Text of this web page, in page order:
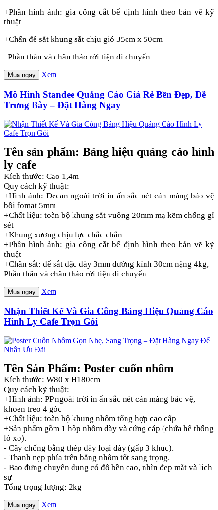
+Phần hình ảnh: gia công cắt bế định hình theo bản vẽ kỹ
thuật
+Chấn đế sắt khung sắt chịu gió 35cm x 50cm
Phần thân và chân tháo rời tiện di chuyển
Mua ngay Xem
Mô Hình Standee Quảng Cáo Giá Rẻ Bền Đẹp, Dễ
Trưng Bày – Đặt Hàng Ngay
Tên sản phẩm: Bảng hiệu quảng cáo hình
ly cafe
Kích thước: Cao 1,4m
Quy cách kỹ thuật:
+Hình ảnh: Decan ngoài trời in ấn sắc nét cán màng bảo vệ
bồi fomat 5mm
+Chất liệu: toàn bộ khung sắt vuông 20mm mạ kẽm chống gỉ
sét
+Khung xương chịu lực chắc chắn
+Phần hình ảnh: gia công cắt bế định hình theo bản vẽ kỹ
thuật
+Chân sắt: đế sắt đặc dày 3mm đường kính 30cm nặng 4kg,
Phần thân và chân tháo rời tiện di chuyển
Mua ngay Xem
Nhận Thiết Kế Và Gia Công Bảng Hiệu Quảng Cáo
Hình Ly Cafe Trọn Gói
Tên Sản Phẩm: Poster cuốn nhôm
Kích thước: W80 x H180cm
Quy cách kỹ thuật:
+Hình ảnh: PP ngoài trời in ấn sắc nét cán màng bảo vệ,
khoen treo 4 góc
+Chất liệu: toàn bộ khung nhôm tổng hợp cao cấp
+Sản phẩm gồm 1 hộp nhôm dày và cứng cáp (chứa hệ thống
lò xo).
- Cây chống bằng thép dày loại dày (gấp 3 khúc).
- Thanh nẹp phía trên bằng nhôm tốt sang trọng.
- Bao đựng chuyên dụng có độ bền cao, nhìn đẹp mắt và lịch
sự
Tổng trọng lượng: 2kg
Mua ngay Xem